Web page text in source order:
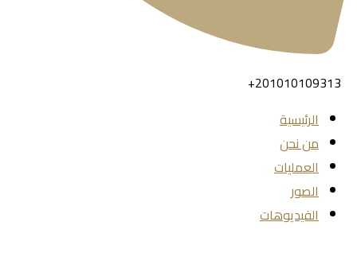
201010109313+
الرئيسية
من نحن
العمليات
الصور
الفيديوهات